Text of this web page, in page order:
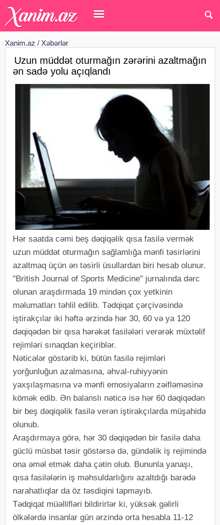
Xanim.az / Xəbərlər
Uzun müddət oturmağın zərərini azaltmağın
ən sadə yolu açıqlandı
Hər saatda cəmi beş dəqiqəlik qısa fasilə vermək
uzun müddət oturmağın sağlamlığa mənfi təsirlərini
azaltmaq üçün ən təsirli üsullardan biri hesab olunur.
"British Journal of Sports Medicine" jurnalında dərc
olunan araşdırmada 19 mindən çox yetkinin
məlumatları təhlil edilib. Tədqiqat çərçivəsində
iştirakçılar iki həftə ərzində hər 30, 60 və ya 120
dəqiqədən bir qısa hərəkət fasilələri verərək müxtəlif
rejimləri sınaqdan keçiriblər.
Nəticələr göstərib ki, bütün fasilə rejimləri
yorğunluğun azalmasına, əhval-ruhiyyənin
yaxşılaşmasına və mənfi emosiyaların zəifləməsinə
kömək edib. Ən balanslı nəticə isə hər 60 dəqiqədən
bir beş dəqiqəlik fasilə verən iştirakçılarda müşahidə
olunub.
Araşdırmaya görə, hər 30 dəqiqədən bir fasilə daha
güclü müsbət təsir göstərsə də, gündəlik iş rejimində
ona əməl etmək daha çətin olub. Bununla yanaşı,
qısa fasilələrin iş məhsuldarlığını azaltdığı barədə
narahatlıqlar da öz təsdiqini tapmayıb.
Tədqiqat müəllifləri bildirirlər ki, yüksək gəlirli
ölkələrdə insanlar gün ərzində orta hesabla 11-12